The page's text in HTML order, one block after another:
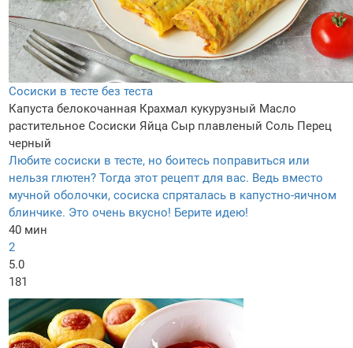
Сосиски в тесте без теста
Капуста белокочанная Крахмал кукурузный Масло
растительное Сосиски Яйца Сыр плавленый Соль Перец
черный
Любите сосиски в тесте, но боитесь поправиться или
нельзя глютен? Тогда этот рецепт для вас. Ведь вместо
мучной оболочки, сосиска спряталась в капустно-яичном
блинчике. Это очень вкусно! Берите идею!
40 мин
2
5.0
181